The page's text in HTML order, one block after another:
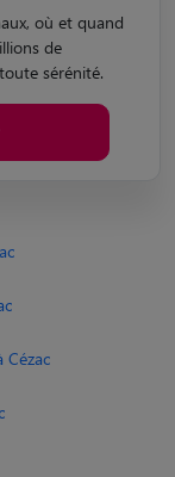
où et quand
de
sérénité.
Cézac